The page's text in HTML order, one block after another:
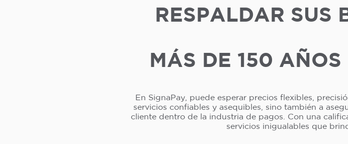
RESPALDAR SUS
MÁS DE 150
En SignaPay, puede esperar precios flexibles,
servicios confiables y asequibles, sino también a
cliente dentro de la industria de pagos. Con una
servicios inigualables que